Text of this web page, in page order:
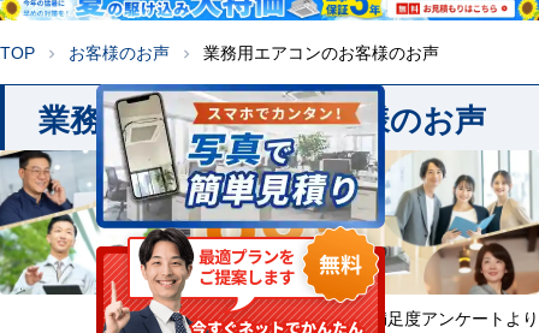
TOP chevron_right お客様のお声 chevron_right 業務用エアコンのお客様のお声
業務用エアコンのお客様のお声
2025年08月～2026年07月 お客様満足度アンケートより